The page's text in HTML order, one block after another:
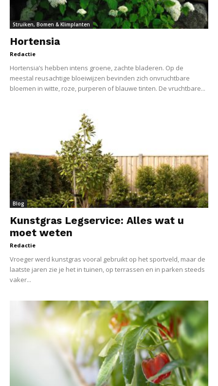
Struiken, Bomen & Klimplanten
Hortensia
Redactie
Hortensia’s hebben intens groene, zachte bladeren. Op de
meestal reusachtige bloeiwijzen bevinden zich onvruchtbare
bloemen in witte, roze, purperen of blauwe tinten. De vruchtbare...
Blog
Kunstgras Legservice: Alles wat u
moet weten
Redactie
Vroeger werd kunstgras vooral gebruikt op het sportveld, maar de
laatste jaren zie je het in tuinen, op terrassen en in parken steeds
vaker...